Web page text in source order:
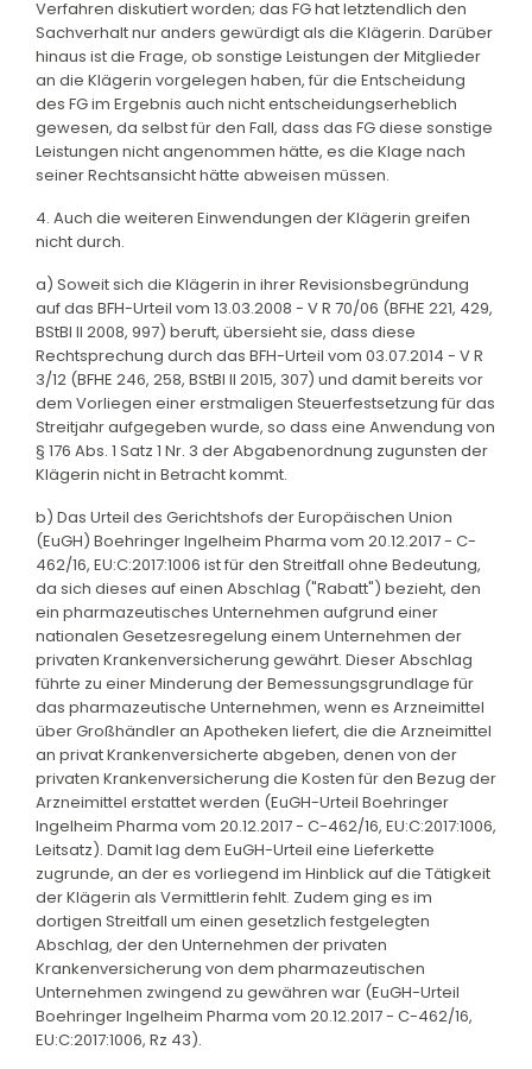
Verfahren diskutiert worden; das FG hat letztendlich den
Sachverhalt nur anders gewürdigt als die Klägerin. Darüber
hinaus ist die Frage, ob sonstige Leistungen der Mitglieder
an die Klägerin vorgelegen haben, für die Entscheidung
des FG im Ergebnis auch nicht entscheidungserheblich
gewesen, da selbst für den Fall, dass das FG diese sonstige
Leistungen nicht angenommen hätte, es die Klage nach
seiner Rechtsansicht hätte abweisen müssen.
4. Auch die weiteren Einwendungen der Klägerin greifen
nicht durch.
a) Soweit sich die Klägerin in ihrer Revisionsbegründung
auf das BFH-Urteil vom 13.03.2008 - V R 70/06 (BFHE 221, 429,
BStBl II 2008, 997) beruft, übersieht sie, dass diese
Rechtsprechung durch das BFH-Urteil vom 03.07.2014 - V R
3/12 (BFHE 246, 258, BStBl II 2015, 307) und damit bereits vor
dem Vorliegen einer erstmaligen Steuerfestsetzung für das
Streitjahr aufgegeben wurde, so dass eine Anwendung von
§ 176 Abs. 1 Satz 1 Nr. 3 der Abgabenordnung zugunsten der
Klägerin nicht in Betracht kommt.
b) Das Urteil des Gerichtshofs der Europäischen Union
(EuGH) Boehringer Ingelheim Pharma vom 20.12.2017 - C-
462/16, EU:C:2017:1006 ist für den Streitfall ohne Bedeutung,
da sich dieses auf einen Abschlag ("Rabatt") bezieht, den
ein pharmazeutisches Unternehmen aufgrund einer
nationalen Gesetzesregelung einem Unternehmen der
privaten Krankenversicherung gewährt. Dieser Abschlag
führte zu einer Minderung der Bemessungsgrundlage für
das pharmazeutische Unternehmen, wenn es Arzneimittel
über Großhändler an Apotheken liefert, die die Arzneimittel
an privat Krankenversicherte abgeben, denen von der
privaten Krankenversicherung die Kosten für den Bezug der
Arzneimittel erstattet werden (EuGH-Urteil Boehringer
Ingelheim Pharma vom 20.12.2017 - C-462/16, EU:C:2017:1006,
Leitsatz). Damit lag dem EuGH-Urteil eine Lieferkette
zugrunde, an der es vorliegend im Hinblick auf die Tätigkeit
der Klägerin als Vermittlerin fehlt. Zudem ging es im
dortigen Streitfall um einen gesetzlich festgelegten
Abschlag, der den Unternehmen der privaten
Krankenversicherung von dem pharmazeutischen
Unternehmen zwingend zu gewähren war (EuGH-Urteil
Boehringer Ingelheim Pharma vom 20.12.2017 - C-462/16,
EU:C:2017:1006, Rz 43).